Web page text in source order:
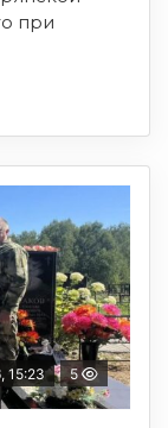
при
15:23 5